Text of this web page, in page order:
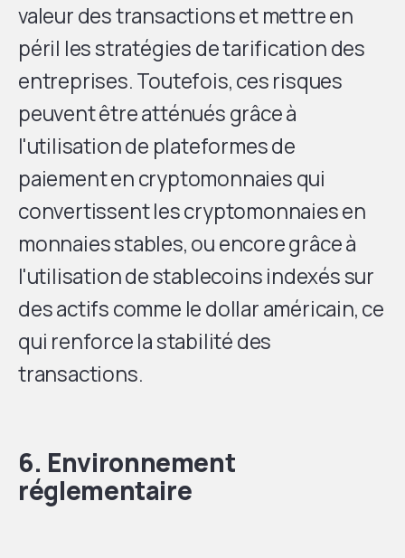
valeur des transactions et mettre en
péril les stratégies de tarification des
entreprises. Toutefois, ces risques
peuvent être atténués grâce à
l'utilisation de plateformes de
paiement en cryptomonnaies qui
convertissent les cryptomonnaies en
monnaies stables, ou encore grâce à
l'utilisation de stablecoins indexés sur
des actifs comme le dollar américain, ce
qui renforce la stabilité des
transactions.
6. Environnement
réglementaire